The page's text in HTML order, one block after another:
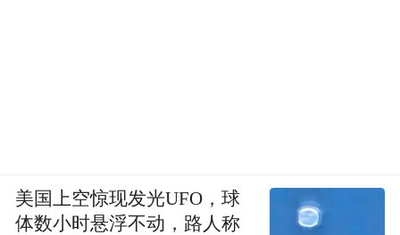
美国上空惊现发光UFO，球
体数小时悬浮不动，路人称